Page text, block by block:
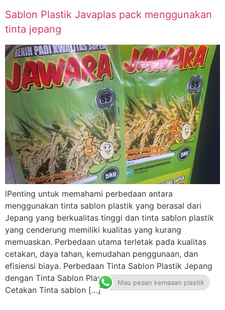
Sablon Plastik Javaplas pack menggunakan
tinta jepang
lPenting untuk memahami perbedaan antara
menggunakan tinta sablon plastik yang berasal dari
Jepang yang berkualitas tinggi dan tinta sablon plastik
yang cenderung memiliki kualitas yang kurang
memuaskan. Perbedaan utama terletak pada kualitas
cetakan, daya tahan, kemudahan penggunaan, dan
efisiensi biaya. Perbedaan Tinta Sablon Plastik Jepang
dengan Tinta Sablon Plastik Lokal Kualitas Hasil
Cetakan Tinta sablon […]
Mau pesan kemasan plastik